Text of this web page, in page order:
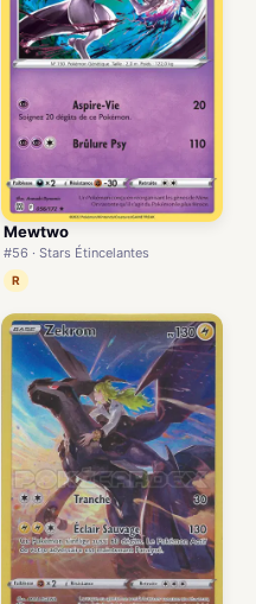
Mewtwo
#56 · Stars Étincelantes
R